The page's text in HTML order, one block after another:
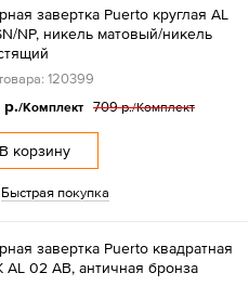
завертка Puerto круглая AL
NP, никель матовый/никель
120399
р./Комплект 709 р./Комплект
В корзину
Быстрая покупка
завертка Puerto квадратная
AL 02 AB, античная бронза